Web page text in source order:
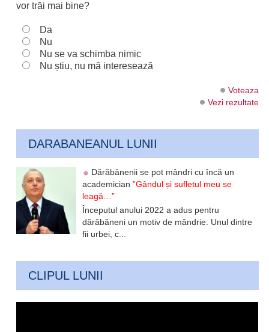
vor trăi mai bine?
Da
Nu
Nu se va schimba nimic
Nu știu, nu mă interesează
Voteaza
Vezi rezultate
DARABANEANUL LUNII
Dărăbănenii se pot mândri cu încă un
academician”Gândul și sufletul meu se
leagă…”
Începutul anului 2022 a adus pentru
dărăbăneni un motiv de mândrie. Unul dintre
fii urbei, c...
CLIPUL LUNII